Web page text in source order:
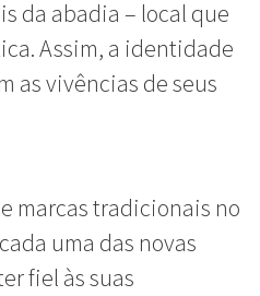
da abadia – local que
Assim, a identidade
as vivências de seus
marcas tradicionais no
uma das novas
fiel às suas